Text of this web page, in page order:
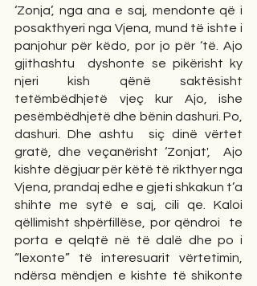
‘Zonja’, nga ana e saj, mendonte që i
posakthyeri nga Vjena, mund të ishte i
panjohur për këdo, por jo për ‘të. Ajo
gjithashtu  dyshonte se pikërisht ky
njeri kish qënë saktësisht
tetëmbëdhjetë vjeç kur Ajo, ishe
pesëmbëdhjetë dhe bënin dashuri. Po,
dashuri. Dhe ashtu  siç dinë vërtet
gratë, dhe veçanërisht ‘Zonjat',  Ajo
kishte dëgjuar për këtë të rikthyer nga
Vjena, prandaj edhe e gjeti shkakun t’a
shihte me sytë e saj, cili qe. Kaloi
qëllimisht shpërfillëse, por qëndroi  te
porta e qelqtë në të dalë dhe po i
“lexonte” të interesuarit vërtetimin,
ndërsa mëndjen e kishte të shikonte